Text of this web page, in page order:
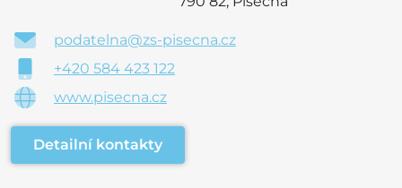
podatelna@zs-pisecna.cz
+420 584 423 122
www.pisecna.cz
Detailní kontakty